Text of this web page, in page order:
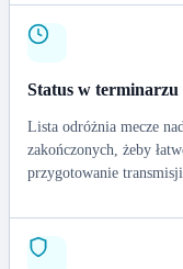
Status w terminarzu
Lista odróżnia mecze
zakończonych, żeby
przygotowanie transmisji.